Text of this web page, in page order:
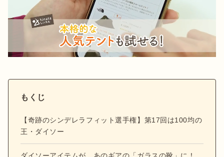
もくじ
【奇跡のシンデレラフィット選手権】第17回は100均の
王・ダイソー